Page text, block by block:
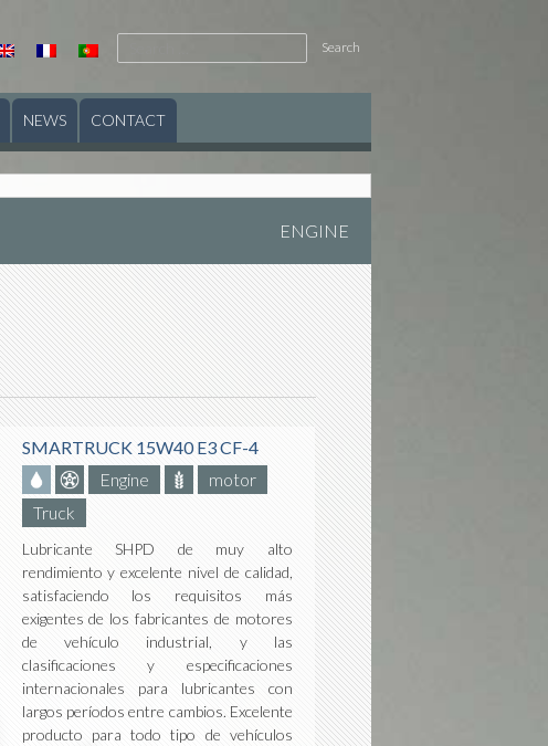
for:
NEWS CONTACT
ENGINE
SMARTRUCK 15W40 E3 CF-4
Engine
motor
Truck
Lubricante SHPD de muy alto
rendimiento y excelente nivel de calidad,
satisfaciendo los requisitos más
exigentes de los fabricantes de motores
de vehículo industrial, y las
clasificaciones y especificaciones
internacionales para lubricantes con
largos períodos entre cambios. Excelente
producto para todo tipo de vehículos